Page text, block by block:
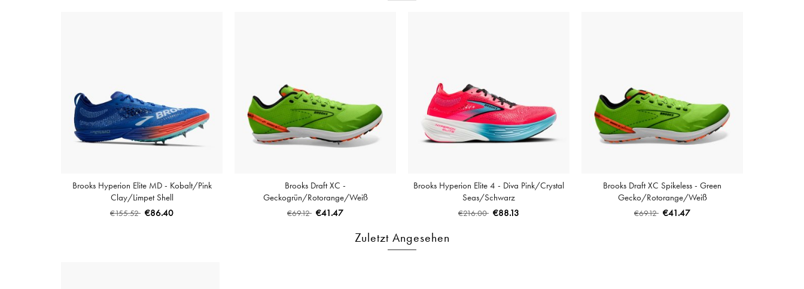
Brooks Hyperion Elite MD - Kobalt/Pink
Clay/Limpet Shell
€155.52 €86.40
Brooks Draft XC -
Geckogrün/Rotorange/Weiß
€69.12 €41.47
Brooks Hyperion Elite 4 - Diva Pink/Crystal
Seas/Schwarz
€216.00 €88.13
Brooks Draft XC Spikeless - Green
Gecko/Rotorange/Weiß
€69.12 €41.47
Zuletzt Angesehen